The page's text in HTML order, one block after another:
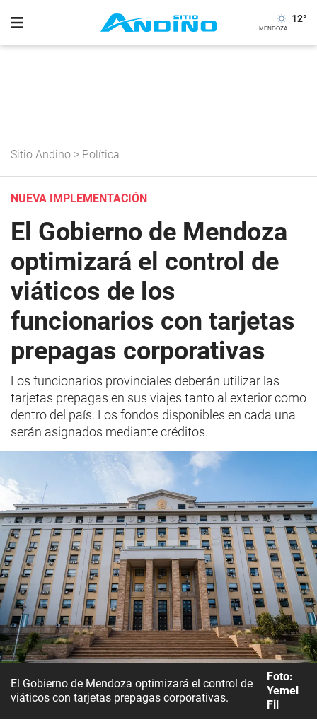
12°
Sitio Andino > Política
NUEVA IMPLEMENTACIÓN
El Gobierno de Mendoza
optimizará el control de
viáticos de los
funcionarios con tarjetas
prepagas corporativas
Los funcionarios provinciales deberán utilizar las
tarjetas prepagas en sus viajes tanto al exterior como
dentro del país. Los fondos disponibles en cada una
serán asignados mediante créditos.
El Gobierno de Mendoza optimizará el control de
viáticos con tarjetas prepagas corporativas.
Foto:
Yemel
Fil